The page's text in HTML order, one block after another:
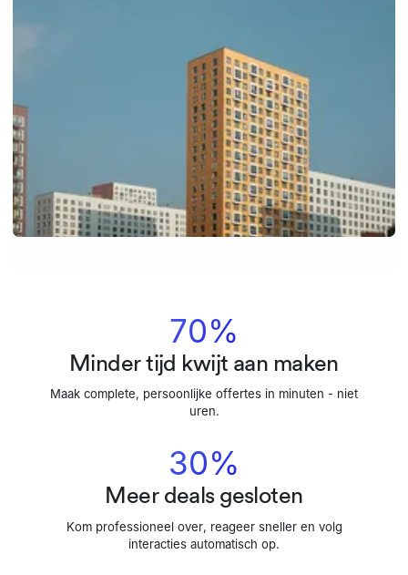
70%
Minder tijd kwijt aan maken
Maak complete, persoonlijke offertes in minuten - niet
uren.
30%
Meer deals gesloten
Kom professioneel over, reageer sneller en volg
interacties automatisch op.